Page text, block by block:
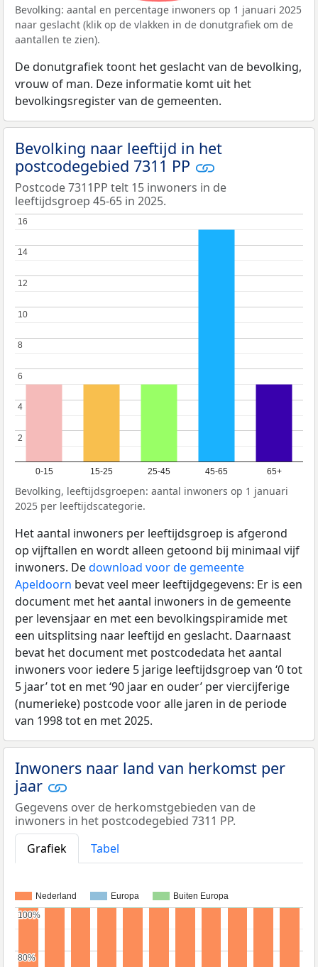
Bevolking: aantal en percentage inwoners op 1 januari 2025
naar geslacht (klik op de vlakken in de donutgrafiek om de
aantallen te zien).
De donutgrafiek toont het geslacht van de bevolking,
vrouw of man. Deze informatie komt uit het
bevolkingsregister van de gemeenten.
Bevolking naar leeftijd in het
postcodegebied 7311 PP
Postcode 7311PP telt 15 inwoners in de
leeftijdsgroep 45-65 in 2025.
0-15 15-25 25-45 45-65 65+
2
2
4
4
6
6
8
8
10
10
12
12
14
14
16
16
Bevolking, leeftijdsgroepen: aantal inwoners op 1 januari
2025 per leeftijdscategorie.
Het aantal inwoners per leeftijdsgroep is afgerond
op vijftallen en wordt alleen getoond bij minimaal vijf
inwoners. Dedownload voor de gemeente
Apeldoorn bevat veel meer leeftijdgegevens: Er is een
document met het aantal inwoners in de gemeente
per levensjaar en met een bevolkingspiramide met
een uitsplitsing naar leeftijd en geslacht. Daarnaast
bevat het document met postcodedata het aantal
inwoners voor iedere 5 jarige leeftijdsgroep van ‘0 tot
5 jaar’ tot en met ‘90 jaar en ouder’ per viercijferige
(numerieke) postcode voor alle jaren in de periode
van 1998 tot en met 2025.
Inwoners naar land van herkomst per
jaar
Gegevens over de herkomstgebieden van de
inwoners in het postcodegebied 7311 PP.
Grafiek
Tabel
Nederland Europa Buiten Europa
80%
80%
100%
100%